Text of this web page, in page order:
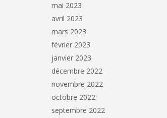
mai 2023
avril 2023
mars 2023
février 2023
janvier 2023
décembre 2022
novembre 2022
octobre 2022
septembre 2022